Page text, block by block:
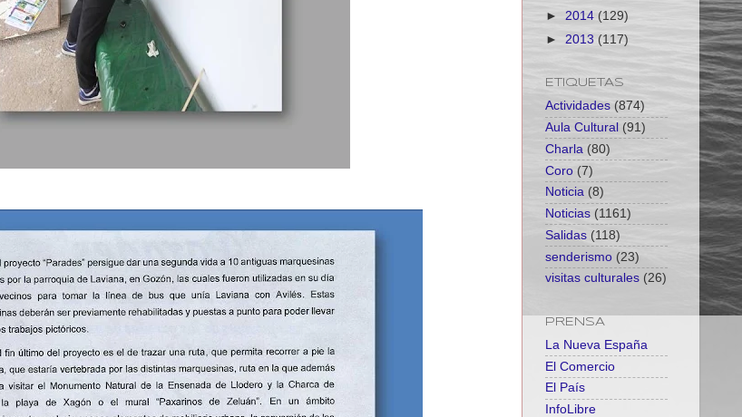
► 2014 (129)
► 2013 (117)
ETIQUETAS
Actividades (874)
Aula Cultural (91)
Charla (80)
Coro (7)
Noticia (8)
Noticias (1161)
Salidas (118)
senderismo (23)
visitas culturales (26)
PRENSA
La Nueva España
El Comercio
El País
InfoLibre